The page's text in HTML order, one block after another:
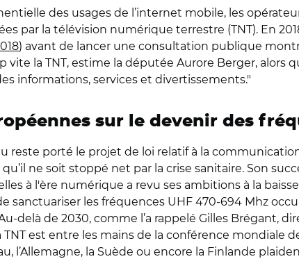
des usages de l’internet mobile, les
par la télévision numérique terrestre (TNT). En
) avant de lancer une consultation publique
la TNT, estime la députée Aurore Berger, alors
informations, services et divertissements."
sur le devenir des
reste porté le projet de loi relatif à la
ne soit stoppé net par la crise sanitaire. Son
à l'ère numérique a revu ses ambitions à la
sanctuariser les fréquences UHF 470-694 Mhz
delà de 2030, comme l’a rappelé Gilles Brégant,
est entre les mains de la conférence mondiale
l’Allemagne, la Suède ou encore la Finlande